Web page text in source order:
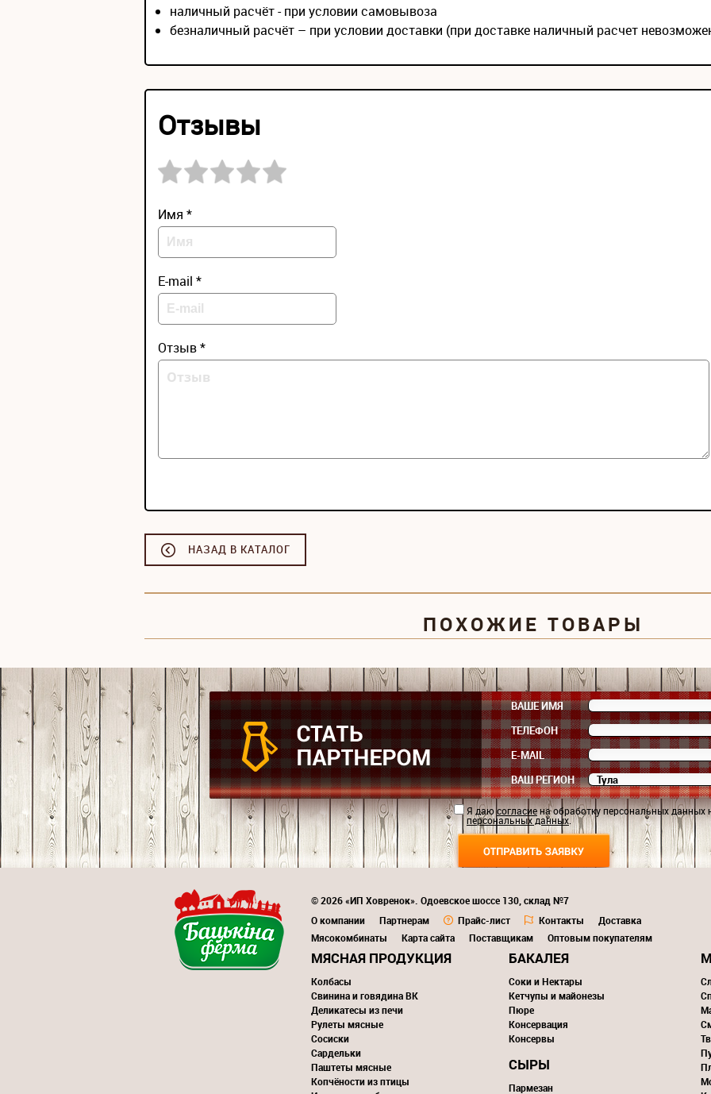
наличный расчёт - при условии самовывоза
безналичный расчёт – при условии доставки (при доставке наличный расчет
Отзывы
Имя *
E-mail *
Отзыв *
НАЗАД В КАТАЛОГ
ПОХОЖИЕ ТОВАРЫ
ВАШЕ ИМЯ
ТЕЛЕФОН
E-MAIL
ВАШ РЕГИОН
Я даюсогласиена обработку персональных данных
персональных данных.
© 2026 «ИП Ховренок». Одоевское шоссе 130, склад №7
О компании
Партнерам Прайс-лист Контакты
Доставка
Мясокомбинаты
Карта сайта Поставщикам Оптовым покупателям
МЯСНАЯ ПРОДУКЦИЯ
Колбасы
Свинина и говядина ВК
Деликатесы из печи
Рулеты мясные
Сосиски
Сардельки
Паштеты мясные
Копчёности из птицы
БАКАЛЕЯ
Соки и Нектары
Кетчупы и майонезы
Пюре
Консервация
Консервы
СЫРЫ
Пармезан